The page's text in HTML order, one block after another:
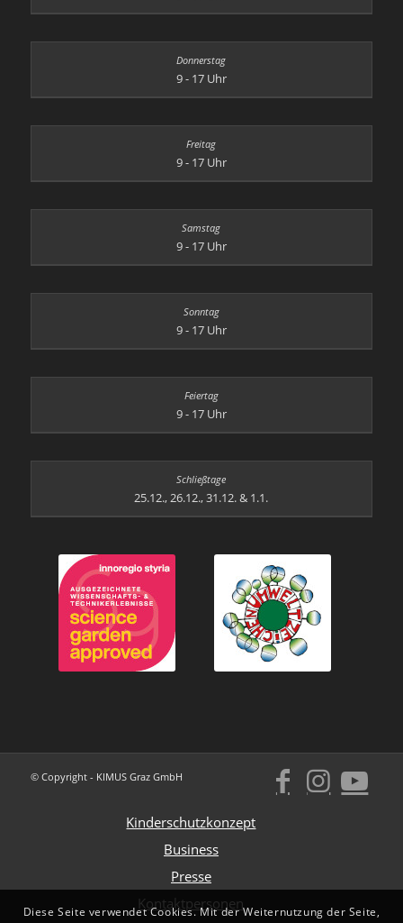
9 - 17 Uhr
9 - 17 Uhr
9 - 17 Uhr
9 - 17 Uhr
9 - 17 Uhr
25.12., 26.12., 31.12. & 1.1.
© Copyright - KIMUS Graz GmbH
Kinderschutzkonzept
Business
Presse
Kontaktpersonen
Diese Seite verwendet Cookies. Mit der Weiternutzung der Seite,